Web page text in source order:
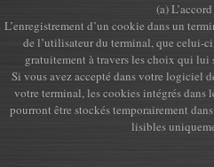
(a)
L’enregistrement d’un cookie dans un
de l’utilisateur du terminal, que celui-
gratuitement à travers les choix qui
Si vous avez accepté dans votre logiciel
votre terminal, les cookies intégrés dans
pourront être stockés temporairement
lisibles